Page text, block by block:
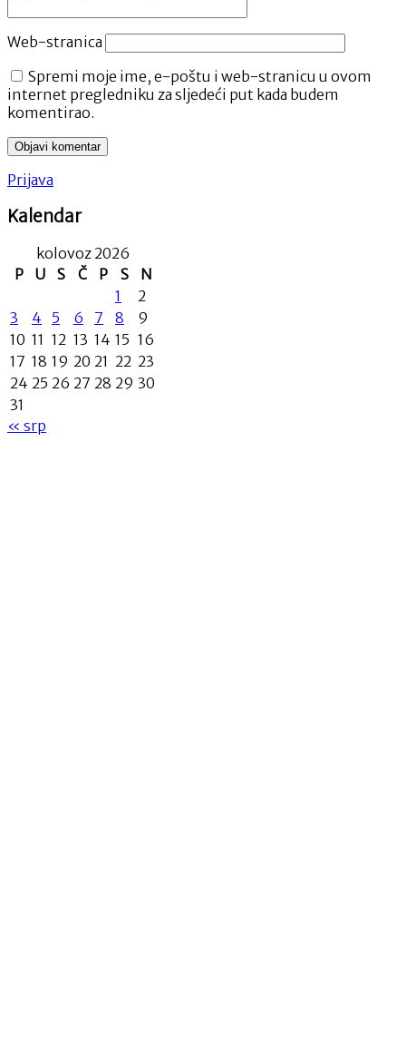
Web-stranica
Spremi moje ime, e-poštu i web-stranicu u ovom
internet pregledniku za sljedeći put kada budem
komentirao.
Prijava
Kalendar
kolovoz 2026
P
U S Č P S
N
1
2
3
4 5 6 7 8
9
10 11 12 13 14 15 16
17 18 19 20 21 22 23
24 25 26 27 28 29 30
31
« srp